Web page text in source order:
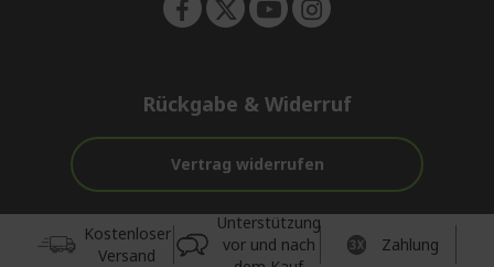
Rückgabe & Widerruf
Vertrag widerrufen
Kostenloser
Versand
Unterstützung
vor und nach
Zahlung